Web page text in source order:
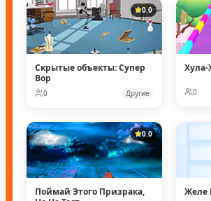
0.0
Скрытые объекты: Супер
Вор
0 Другие 0
0.0
Поймай Этого Призрака,
Желе